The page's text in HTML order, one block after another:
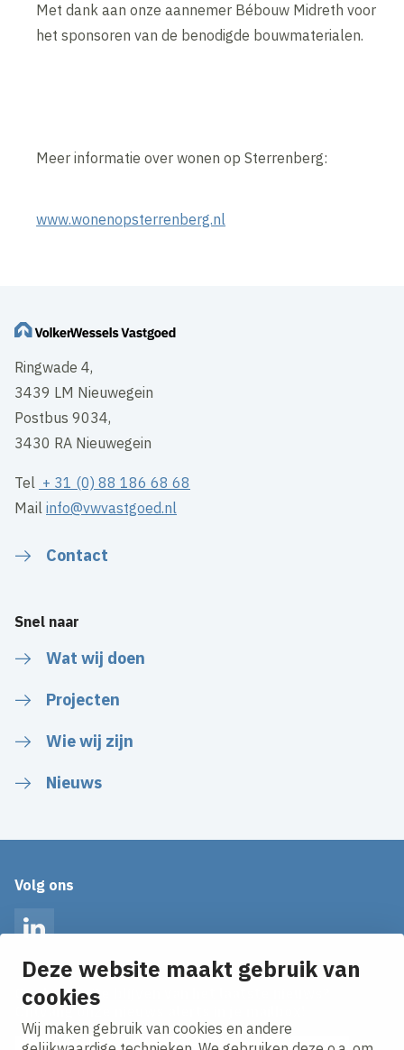
Deze website maakt gebruik van
cookies
Wij maken gebruik van cookies en andere
Met dank aan onze aannemer Bébouw Midreth voor
het sponsoren van de benodigde bouwmaterialen.
Meer informatie over wonen op Sterrenberg:
www.wonenopsterrenberg.nl
Ringwade 4,
3439 LM Nieuwegein
Postbus 9034,
3430 RA Nieuwegein
Tel + 31 (0) 88 186 68 68
Mailinfo@vwvastgoed.nl
Contact
Snel naar
Wat wij doen
Projecten
Wie wij zijn
Nieuws
Volg ons
Op de hoogte blijven van het laatste nieuws?
E-mailadres